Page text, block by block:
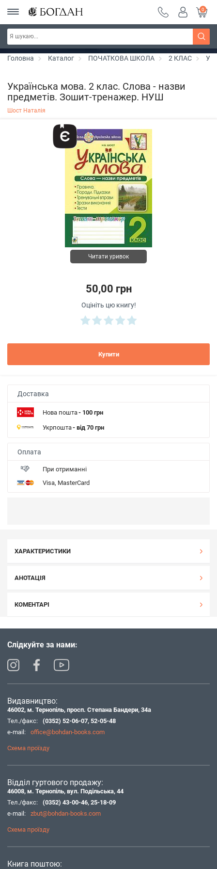
РОЗПРОДАЖ ~ 150 грн ~ 200 грн ~ 250 грн ~
300 грн ~ РОЗПРОДАЖ
Дізнатись більше
0
Головна Каталог ПОЧАТКОВА ШКОЛА 2 КЛАС
Українська мова. 2 клас. Слова - назви
предметів. Зошит-тренажер. НУШ
Шост Наталія
Читати уривок
50,00 грн
Оцініть цю книгу!
Купити
Доставка
Нова пошта- 100 грн
Укрпошта- від 70 грн
Оплата
При отриманні
Visa, MasterCard
ХАРАКТЕРИСТИКИ
АНОТАЦІЯ
КОМЕНТАРІ
Слідкуйте за нами:
Видавництво:
46002, м. Тернопіль, просп. Степана Бандери, 34а
Тел./факс:
(0352) 52-06-07, 52-05-48
e-mail:
office@bohdan-books.com
Схема проїзду
Відділ гуртового продажу:
46008, м. Тернопіль, вул. Подільська, 44
Тел./факс:
(0352) 43-00-46, 25-18-09
e-mail:
zbut@bohdan-books.com
Схема проїзду
Книга поштою: